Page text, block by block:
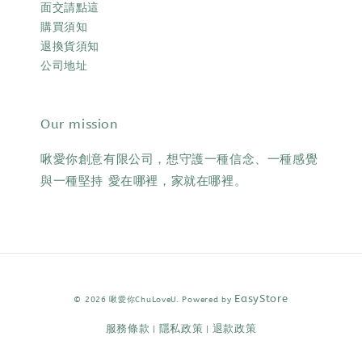
面交請點這
購買須知
退換貨須知
公司地址
Our mission
啾愛你創意有限公司，想守護一種信念、一種感覺
與一種堅持 愛在哪裡，家就在哪裡。
© 2026 啾愛你ChuLoveU. Powered by EasyStore
服務條款 隱私政策 退款政策